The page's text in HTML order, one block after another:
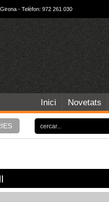
- Telèfon: 972 261 030
Inici Novetats